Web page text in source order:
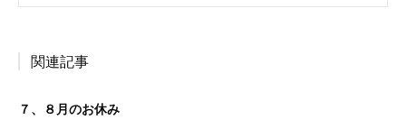
関連記事
７、８月のお休み